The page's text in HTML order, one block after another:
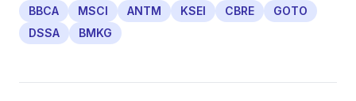
BBCA MSCI ANTM KSEI CBRE
GOTO
DSSA
BMKG